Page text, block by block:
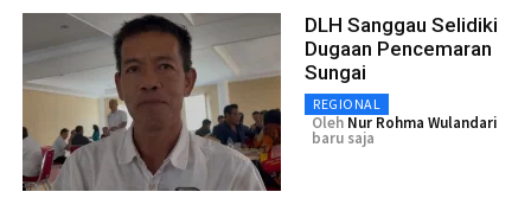
DLH Sanggau Selidiki
Dugaan Pencemaran
Sungai
REGIONAL
Oleh Nur Rohma Wulandari
baru saja